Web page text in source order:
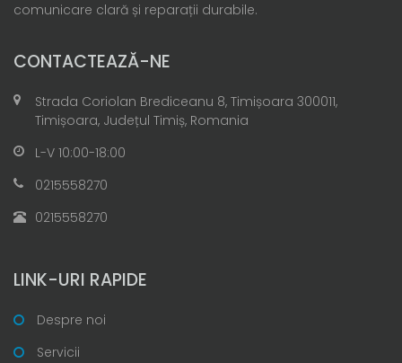
comunicare clară și reparații durabile.
CONTACTEAZĂ-NE
Strada Coriolan Brediceanu 8, Timișoara 300011,
Timișoara, Județul Timiș, Romania
L-V 10:00-18:00
0215558270
0215558270
LINK-URI RAPIDE
Despre noi
Servicii